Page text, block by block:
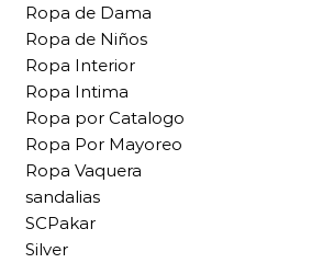
Ropa de Dama
Ropa de Niños
Ropa Interior
Ropa Intima
Ropa por Catalogo
Ropa Por Mayoreo
Ropa Vaquera
sandalias
SCPakar
Silver